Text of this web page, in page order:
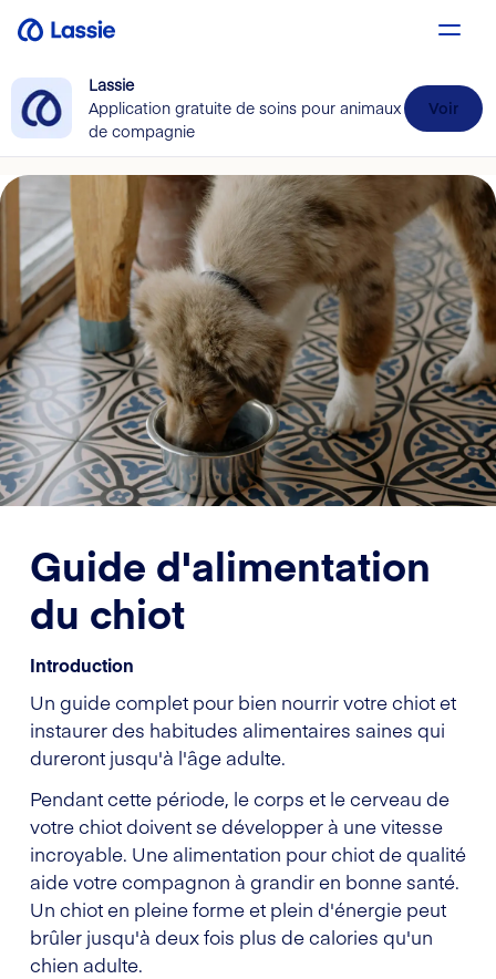
Lassie
Application gratuite de soins pour animaux
de compagnie
Voir
Guide d'alimentation
du chiot
Introduction
Un guide complet pour bien nourrir votre chiot et
instaurer des habitudes alimentaires saines qui
dureront jusqu'à l'âge adulte.
Pendant cette période, le corps et le cerveau de
votre chiot doivent se développer à une vitesse
incroyable. Une alimentation pour chiot de qualité
aide votre compagnon à grandir en bonne santé.
Un chiot en pleine forme et plein d'énergie peut
brûler jusqu'à deux fois plus de calories qu'un
chien adulte.